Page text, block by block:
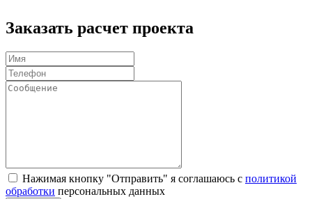
Заказать расчет проекта
Нажимая кнопку "Отправить" я соглашаюсь с политикой
обработки персональных данных